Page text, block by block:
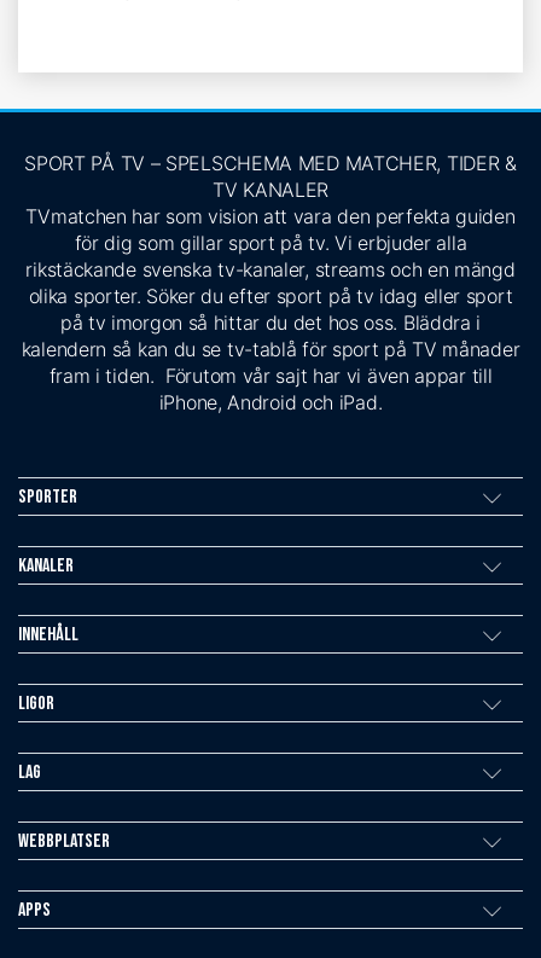
SPORT PÅ TV – SPELSCHEMA MED MATCHER, TIDER &
TV KANALER
TVmatchen har som vision att vara den perfekta guiden
för dig som gillar sport på tv. Vi erbjuder alla
rikstäckande svenska tv-kanaler, streams och en mängd
olika sporter. Söker du efter sport på tv idag eller sport
på tv imorgon så hittar du det hos oss. Bläddra i
kalendern så kan du se tv-tablå för sport på TV månader
fram i tiden. Förutom vår sajt har vi även appar till
iPhone, Android och iPad.
Sporter
Kanaler
Innehåll
Ligor
Lag
Webbplatser
Apps